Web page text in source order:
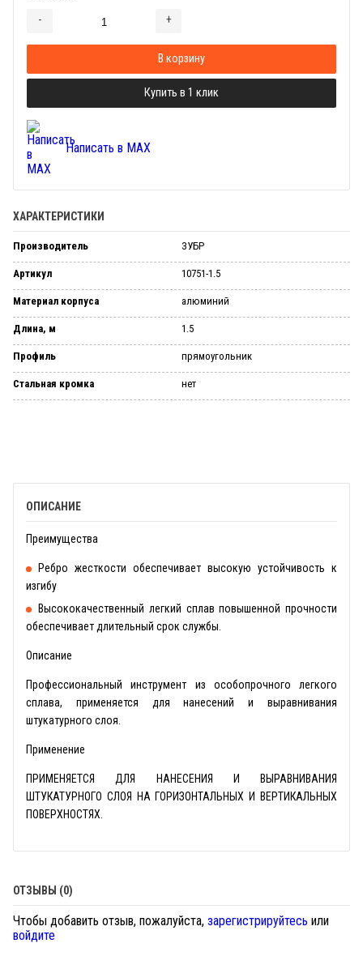
- +
В корзину
Купить в 1 клик
Написать в MAX
ХАРАКТЕРИСТИКИ
Производитель ЗУБР
Артикул 10751-1.5
Материал корпуса алюминий
Длина, м 1.5
Профиль прямоугольник
Стальная кромка нет
ОПИСАНИЕ
Преимущества
Ребро жесткости обеспечивает высокую устойчивость к
изгибу
Высококачественный легкий сплав повышенной прочности
обеспечивает длительный срок службы.
Описание
Профессиональный инструмент из особопрочного легкого
сплава, применяется для нанесений и выравнивания
штукатурного слоя.
Применение
ПРИМЕНЯЕТСЯ ДЛЯ НАНЕСЕНИЯ И ВЫРАВНИВАНИЯ
ШТУКАТУРНОГО СЛОЯ НА ГОРИЗОНТАЛЬНЫХ И ВЕРТИКАЛЬНЫХ
ПОВЕРХНОСТЯХ.
ОТЗЫВЫ (0)
Чтобы добавить отзыв, пожалуйста, зарегистрируйтесь или
войдите